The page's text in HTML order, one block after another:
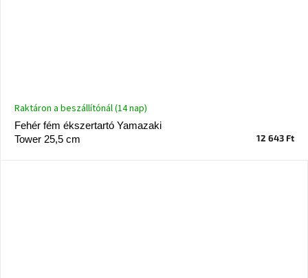
Fehér fém ékszertartó Yamazaki
Tower 25,5 cm
Raktáron a beszállítónál (14 nap)
12 643 Ft